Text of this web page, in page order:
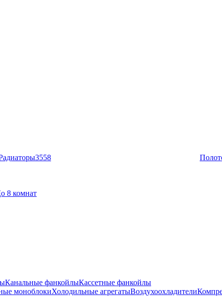
3558
8 комнат
Канальные фанкойлыКассетные фанкойлы
моноблокиХолодильные агрегатыВоздухоохладители